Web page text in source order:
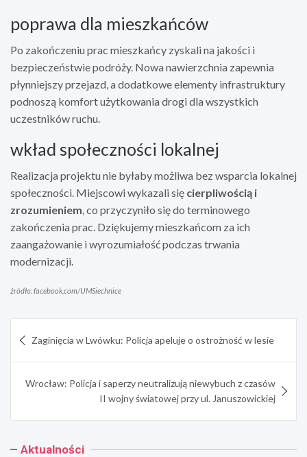
poprawa dla mieszkańców
Po zakończeniu prac mieszkańcy zyskali na jakości i
bezpieczeństwie podróży. Nowa nawierzchnia zapewnia
płynniejszy przejazd, a dodatkowe elementy infrastruktury
podnoszą komfort użytkowania drogi dla wszystkich
uczestników ruchu.
wkład społeczności lokalnej
Realizacja projektu nie byłaby możliwa bez wsparcia lokalnej
społeczności. Miejscowi wykazali się cierpliwością i
zrozumieniem, co przyczyniło się do terminowego
zakończenia prac. Dziękujemy mieszkańcom za ich
zaangażowanie i wyrozumiałość podczas trwania
modernizacji.
źródło: facebook.com/UMSiechnice
wpisu
Zaginięcia w Lwówku: Policja apeluje o ostrożność w lesie
Wrocław: Policja i saperzy neutralizują niewybuch z czasów
II wojny światowej przy ul. Januszowickiej
Aktualności